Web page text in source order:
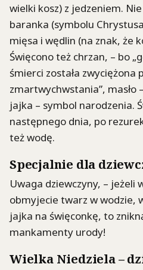
wielki kosz) z jedzeniem.
baranka (symbolu
mięsa i wędlin (na znak, że
Święcono też chrzan, – bo
śmierci została zwyciężona
zmartwychwstania”, masło
jajka – symbol narodzenia.
następnego dnia, po
też wodę.
Specjalnie dla
Uwaga dziewczyny, – jeżeli
obmyjecie twarz w wodzie,
jajka na święconkę, to
mankamenty urody!
Wielka Niedziela –